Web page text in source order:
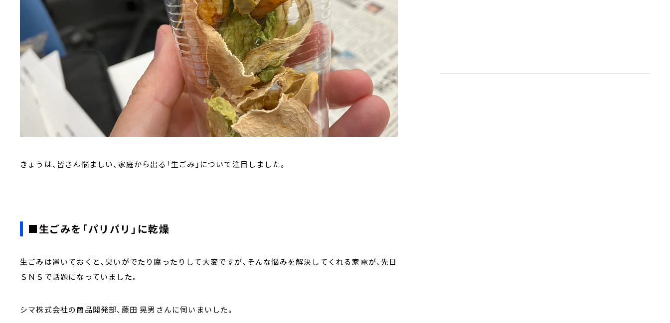
きょうは、皆さん悩ましい、家庭から出る「生ごみ」について注目しました。
■生ごみを「パリパリ」に乾燥
生ごみは置いておくと、臭いがでたり腐ったりして大変ですが、そんな悩みを解決してくれる家電が、先日
ＳＮＳで話題になっていました。
シマ株式会社の商品開発部、藤田 晃男さんに伺いまいした。